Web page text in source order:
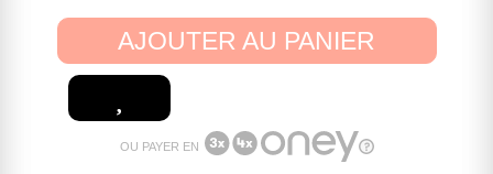
AJOUTER AU PANIER
OU PAYER EN